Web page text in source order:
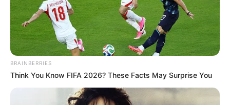
BRAINBERRIES
Think You Know FIFA 2026? These Facts May Surprise You